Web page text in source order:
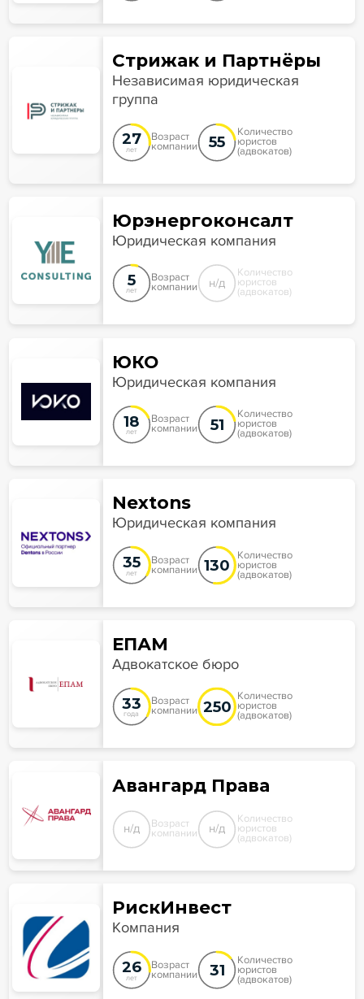
Стрижак и Партнёры
Независимая юридическая
группа
27
лет
Возраст
компании 55
Количество
юристов
(адвокатов)
Юрэнергоконсалт
Юридическая компания
5
лет
Возраст
компании н/д
Количество
юристов
(адвокатов)
ЮКО
Юридическая компания
18
лет
Возраст
компании 51
Количество
юристов
(адвокатов)
Nextons
Юридическая компания
35
лет
Возраст
компании 130
Количество
юристов
(адвокатов)
ЕПАМ
Адвокатское бюро
33
года
Возраст
компании 250
Количество
юристов
(адвокатов)
Авангард Права
н/д Возраст
компании н/д
Количество
юристов
(адвокатов)
РискИнвест
Компания
26
лет
Возраст
компании 31
Количество
юристов
(адвокатов)